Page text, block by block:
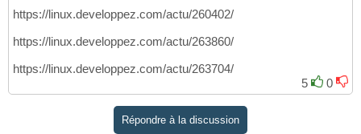
https://linux.developpez.com/actu/260402/
https://linux.developpez.com/actu/263860/
https://linux.developpez.com/actu/263704/
5
0
Répondre à la discussion